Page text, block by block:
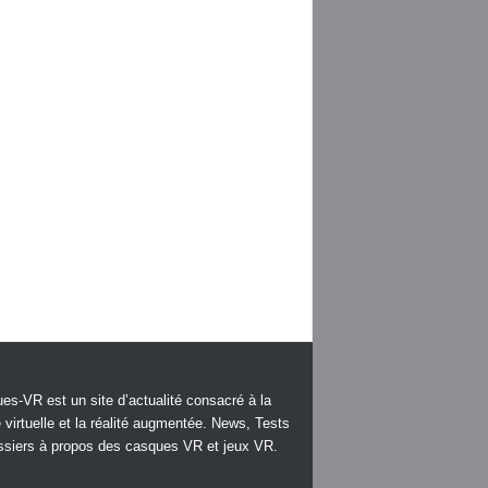
VR est un site d’actualité consacré à la
virtuelle et la réalité augmentée. News, Tests
à propos des casques VR et jeux VR.